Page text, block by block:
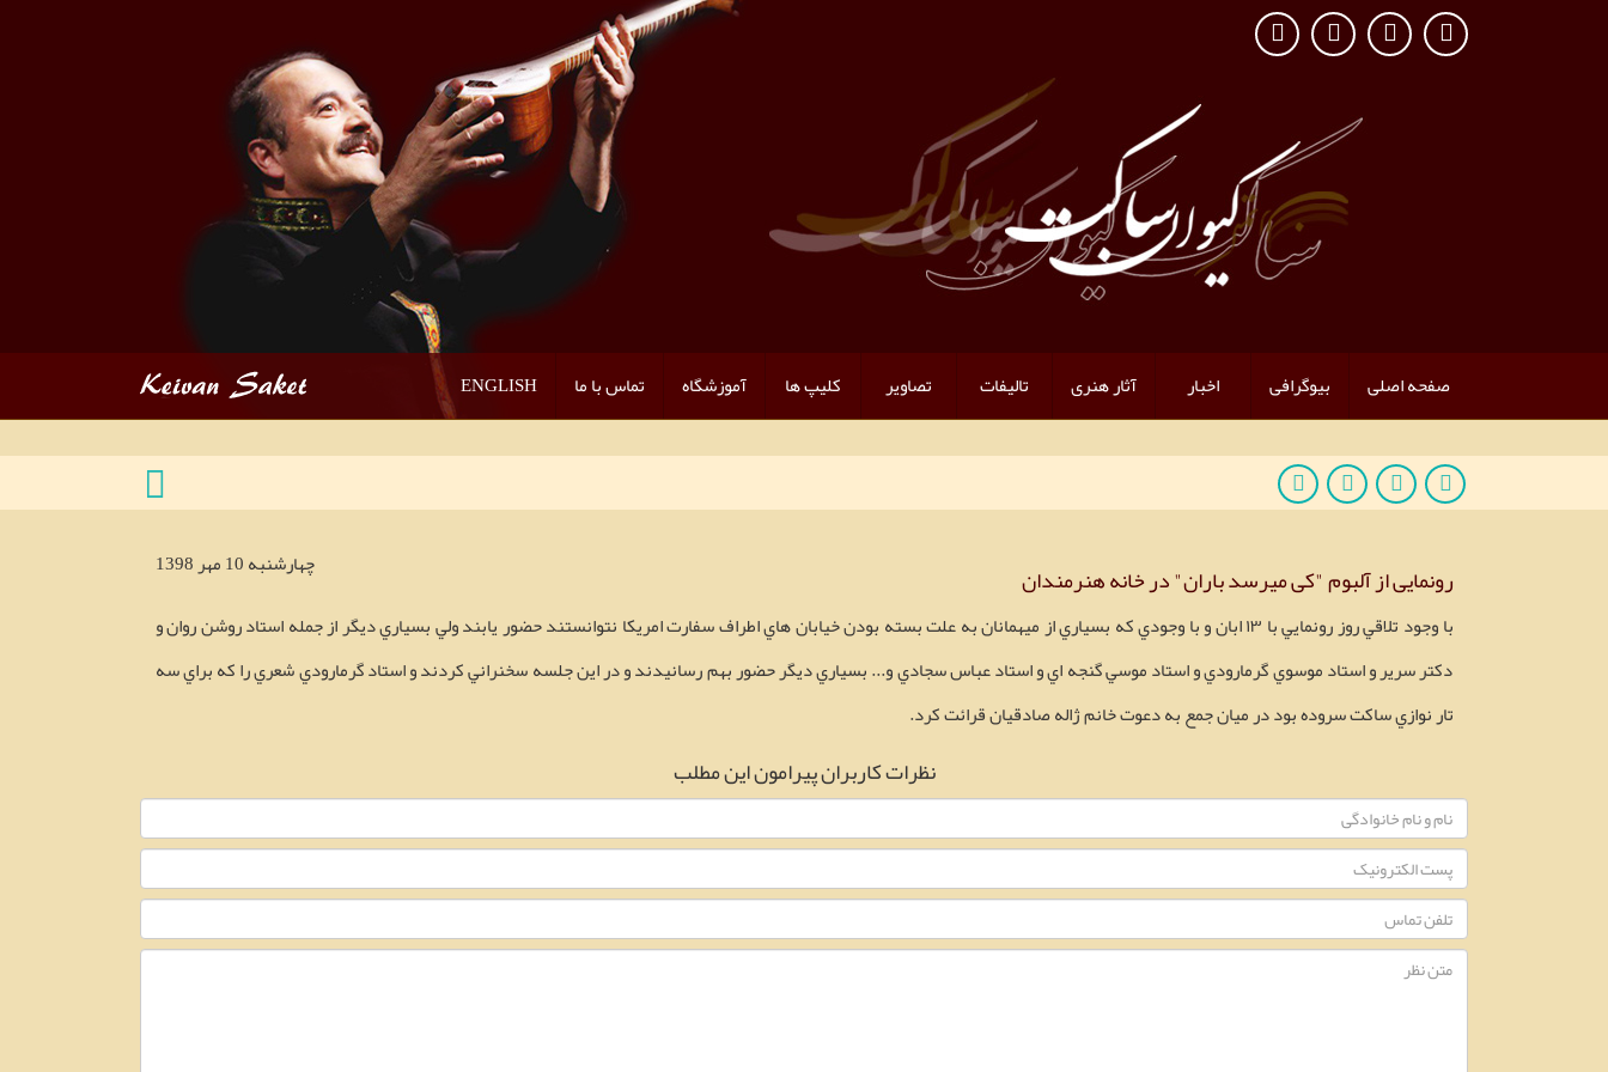
صفحه اصلی بیوگرافی اخبار آثار هنری تالیفات تصاویر کلیپ ها آموزشگاه تماس با ما ENGLISH
رونمایی از آلبوم "کی میرسد باران" در خانه هنرمندان
چهارشنبه 10 مهر 1398
با وجود تلاقي روز رونمايي با ١٣ ابان و با وجودي كه بسياري از ميهمانان به علت بسته بودن خيابان هاي اطراف سفارت امريكا نتوانستند حضور يابند ولي بسياري ديگر از جمله استاد روشن روان و
دكتر سرير و استاد موسوي گرمارودي و استاد موسي گنجه اي و استاد عباس سجادي و... بسياري ديگر حضور بهم رسانيدند و در اين جلسه سخنراني كردند و استاد گرمارودي شعري را كه براي سه
تار نوازي ساكت سروده بود در ميان جمع به دعوت خانم ژاله صادقيان قرائت كرد.
نظرات کاربران پیرامون این مطلب